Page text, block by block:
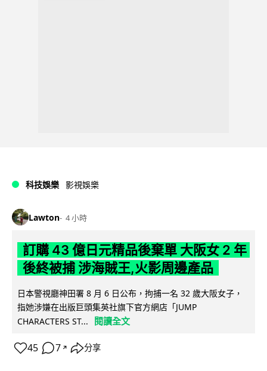
科技娛樂 影視娛樂
Lawton 4 小時
訂購 43 億日元精品後棄單 大阪女 2 年
後終被捕 涉海賊王,火影周邊產品
日本警視廳神田署 8 月 6 日公布，拘捕一名 32 歲大阪女子，
指她涉嫌在出版巨頭集英社旗下官方網店「JUMP
CHARACTERS ST...
閱讀全文
45 7 ↗ 分享